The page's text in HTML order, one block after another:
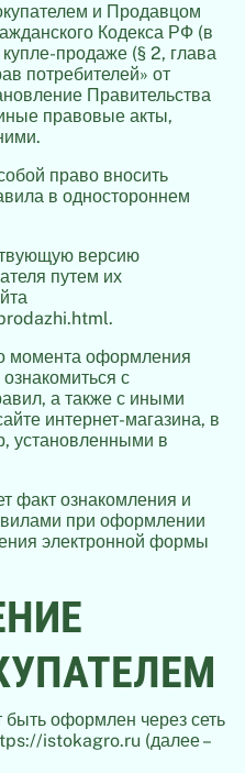
и Продавцом
Кодекса РФ (в
продаже (§ 2, глава
потребителей» от
Правительства
правовые акты,
право вносить
в одностороннем
версию
путем их
момента оформления
с
а также с иными
интернет-магазина, в
установленными в
факт ознакомления и
при оформлении
электронной формы
быть оформлен через сеть
istokagro.ru (далее –